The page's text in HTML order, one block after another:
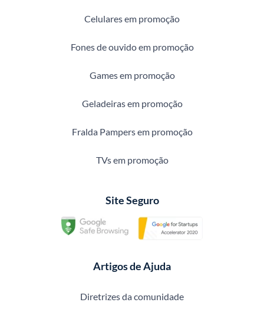
Celulares em promoção
Fones de ouvido em promoção
Games em promoção
Geladeiras em promoção
Fralda Pampers em promoção
TVs em promoção
Site Seguro
Artigos de Ajuda
Diretrizes da comunidade